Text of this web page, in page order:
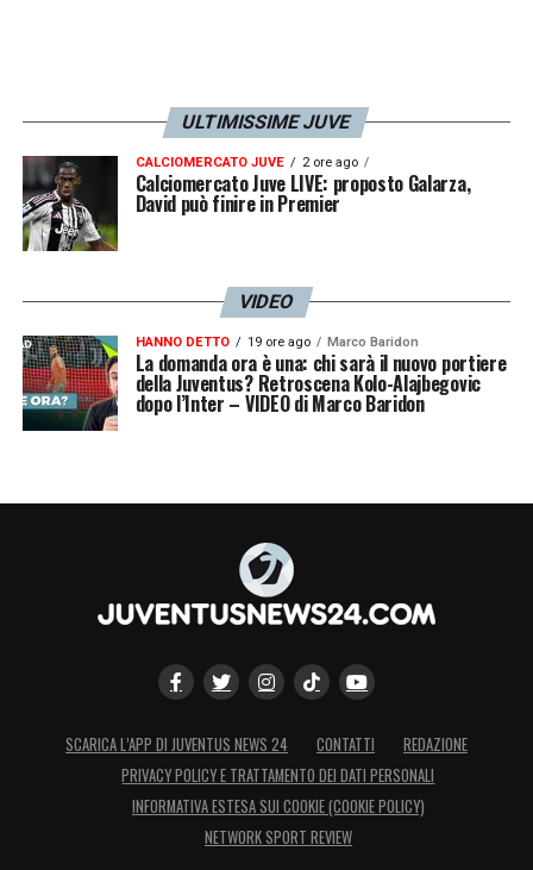
ULTIMISSIME JUVE
CALCIOMERCATO JUVE 2 ore ago
Calciomercato Juve LIVE: proposto Galarza,
David può finire in Premier
VIDEO
HANNO DETTO 19 ore ago Marco Baridon
La domanda ora è una: chi sarà il nuovo portiere
della Juventus? Retroscena Kolo-Alajbegovic
dopo l’Inter – VIDEO di Marco Baridon
SCARICA L’APP DI JUVENTUS NEWS 24 CONTATTI
REDAZIONE
PRIVACY POLICY E TRATTAMENTO DEI DATI PERSONALI
INFORMATIVA ESTESA SUI COOKIE (COOKIE POLICY)
NETWORK SPORT REVIEW